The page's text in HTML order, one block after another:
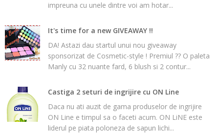
impreuna cu unele dintre voi am hotar...
It's time for a new GIVEAWAY !!
DA! Astazi dau startul unui nou giveaway
sponsorizat de Cosmetic-style ! Premiul ?? O paleta
Manly cu 32 nuante fard, 6 blush si 2 contur...
Castiga 2 seturi de ingrijire cu ON Line
Daca nu ati auzit de gama produselor de ingrijire
ON Line e timpul sa o faceti acum. ON LiNE este
liderul pe piata poloneza de sapun lichi...